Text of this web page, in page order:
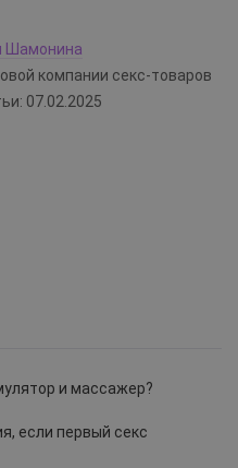
Шамонина
компании секс-товаров
07.02.2025
и массажер?
если первый секс